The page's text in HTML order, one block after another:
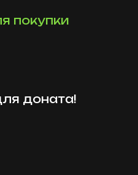
покупки
доната!